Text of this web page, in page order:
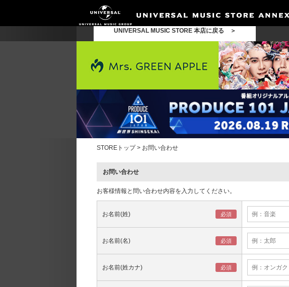
UNIVERSAL MUSIC STORE 本店に戻る ＞
STOREトップ> お問い合わせ
お問い合わせ
お客様情報と問い合わせ内容を入力してください。
お名前(姓)
お名前(名)
お名前(姓カナ)